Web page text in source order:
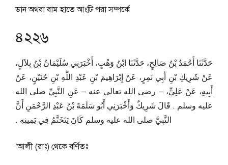
ডান অথবা বাম হাতে আংটি পরা সম্পর্কে
৪২২৬
حَدَّثَنَا أَحْمَدُ بْنُ صَالِحٍ، حَدَّثَنَا ابْنُ وَهْبٍ، أَخْبَرَنِي سُلَيْمَانُ بْنُ بِلاَلٍ،
عَنْ شَرِيكِ بْنِ أَبِي نَمِرٍ، عَنْ إِبْرَاهِيمَ بْنِ عَبْدِ اللَّهِ بْنِ حُنَيْنٍ، عَنْ
أَبِيهِ، عَنْ عَلِيٍّ، – رضى الله تعالى عنه – عَنِ النَّبِيِّ صلى الله
عليه وسلم ‏.‏ قَالَ شَرِيكٌ وَأَخْبَرَنِي أَبُو سَلَمَةَ بْنُ عَبْدِ الرَّحْمَنِ أَنَّ
النَّبِيَّ صلى الله عليه وسلم كَانَ يَتَخَتَّمُ فِي يَمِينِهِ ‏.‏
‘আলী (রাঃ) থেকে বর্ণিতঃ